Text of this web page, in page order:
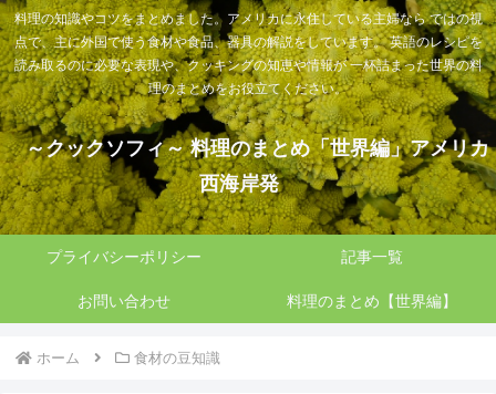
料理の知識やコツをまとめました。アメリカに永住している主婦なら ではの視
点で、主に外国で使う食材や食品、器具の解説をしています。 英語のレシピを
読み取るのに必要な表現や、クッキングの知恵や情報が 一杯詰まった世界の料
理のまとめをお役立てください。
～クックソフィ～ 料理のまとめ「世界編」アメリカ
西海岸発
プライバシーポリシー 記事一覧
お問い合わせ 料理のまとめ【世界編】
ホーム 食材の豆知識